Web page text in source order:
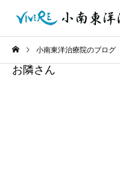
小南東洋治療院のブログ
お隣さん